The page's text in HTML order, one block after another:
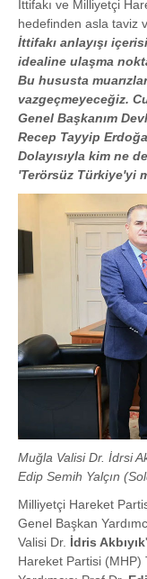
İttifakı ve Milliyetçi
hedefinden asla taviz
İttifakı anlayışı
idealine ulaşma
Bu hususta
vazgeçmeyeceğiz.
Genel Başkanım
Recep Tayyip
Dolayısıyla kim ne
'Terörsüz Türkiye'yi
Muğla Valisi Dr. İdrsi
Edip Semih Yalçın
Milliyetçi Hareket
Genel Başkan
Valisi Dr. İdris Akbıyık
Hareket Partisi (MHP)